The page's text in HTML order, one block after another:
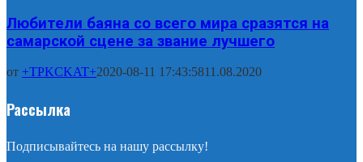
Любители баяна со всего мира сразятся на
самарской сцене за звание лучшего
от +TPKCKAT+2020-08-11 17:43:5811.08.2020
Рассылка
Подписывайтесь на нашу рассылку!